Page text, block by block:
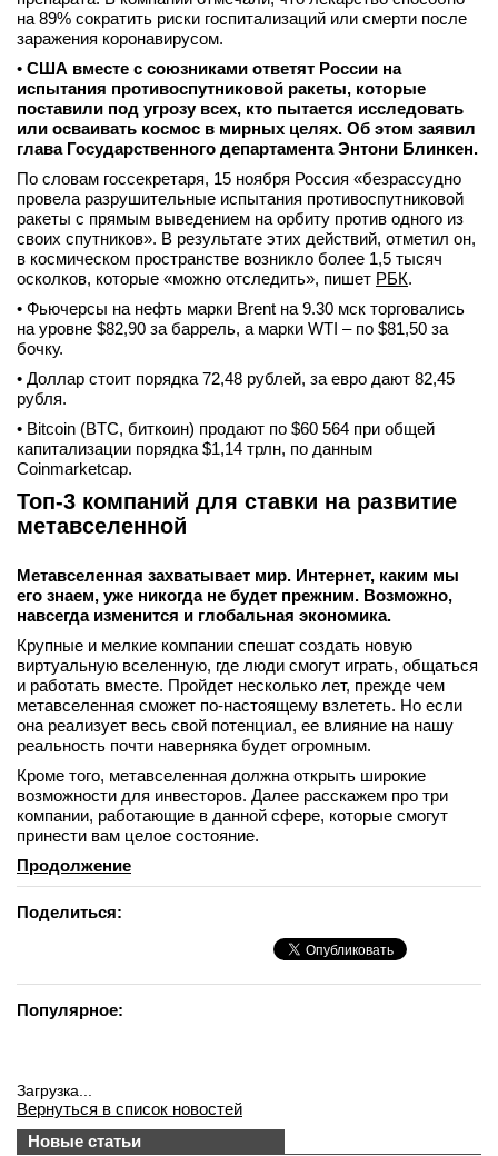
на 89% сократить риски госпитализаций или смерти после
заражения коронавирусом.
• США вместе с союзниками ответят России на
испытания противоспутниковой ракеты, которые
поставили под угрозу всех, кто пытается исследовать
или осваивать космос в мирных целях. Об этом заявил
глава Государственного департамента Энтони Блинкен.
По словам госсекретаря, 15 ноября Россия «безрассудно
провела разрушительные испытания противоспутниковой
ракеты с прямым выведением на орбиту против одного из
своих спутников». В результате этих действий, отметил он,
в космическом пространстве возникло более 1,5 тысяч
осколков, которые «можно отследить», пишет РБК.
• Фьючерсы на нефть марки Brent на 9.30 мск торговались
на уровне $82,90 за баррель, а марки WTI – по $81,50 за
бочку.
• Доллар стоит порядка 72,48 рублей, за евро дают 82,45
рубля.
• Bitcoin (BTC, биткоин) продают по $60 564 при общей
капитализации порядка $1,14 трлн, по данным
Coinmarketcap.
Топ-3 компаний для ставки на развитие
метавселенной
Метавселенная захватывает мир. Интернет, каким мы
его знаем, уже никогда не будет прежним. Возможно,
навсегда изменится и глобальная экономика.
Крупные и мелкие компании спешат создать новую
виртуальную вселенную, где люди смогут играть, общаться
и работать вместе. Пройдет несколько лет, прежде чем
метавселенная сможет по-настоящему взлететь. Но если
она реализует весь свой потенциал, ее влияние на нашу
реальность почти наверняка будет огромным.
Кроме того, метавселенная должна открыть широкие
возможности для инвесторов. Далее расскажем про три
компании, работающие в данной сфере, которые смогут
принести вам целое состояние.
Продолжение
Поделиться:
Популярное:
Загрузка...
Вернуться в список новостей
Новые статьи